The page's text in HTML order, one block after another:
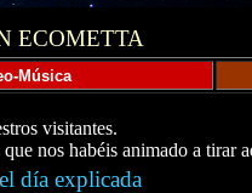
ECOMETTA
Música
visitantes.
nos habéis animado a tirar
día explicada